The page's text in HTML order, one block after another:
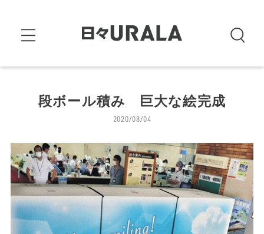
段ボール積み 巨大な絵完成
2020/08/04